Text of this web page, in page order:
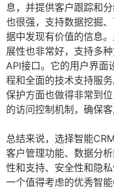
息，并提供客户跟踪和
也很强，支持数据挖掘
据中发现有价值的信息
展性也非常好，支持多
API接口。它的用户界面
程和全面的技术支持服
保护方面也做得非常到
的访问控制机制，确保客
总结来说，选择智能
客户管理功能、数据分
性和支持、安全性和隐
一个值得考虑的优秀智